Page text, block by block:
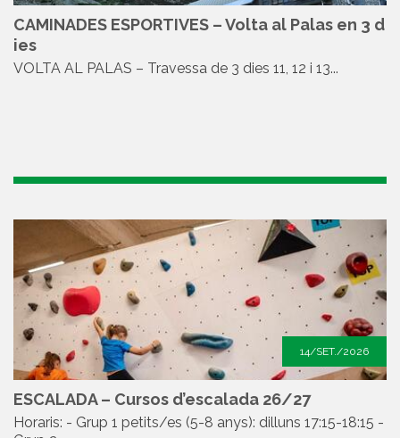
CAMINADES ESPORTIVES – Volta al Palas en 3 d
ies
VOLTA AL PALAS – Travessa de 3 dies 11, 12 i 13...
14/SET./2026
ESCALADA – Cursos d’escalada 26/27
Horaris: - Grup 1 petits/es (5-8 anys): dilluns 17:15-18:15 -